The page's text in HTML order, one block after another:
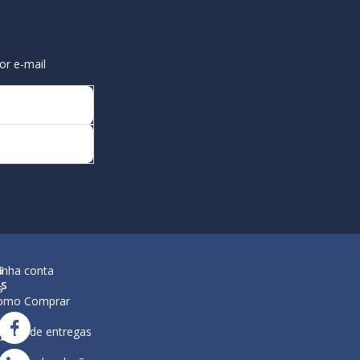
e-mail
conta
Comprar
de entregas